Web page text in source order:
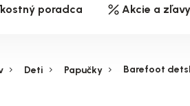
poradca Akcie a zľavy
Deti Papučky Barefoot